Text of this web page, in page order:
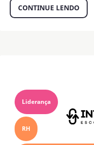
CONTINUE LENDO
Liderança
RH